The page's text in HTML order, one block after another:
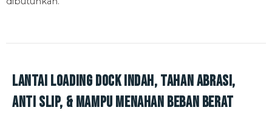
Lantai Loading Dock Indah, Tahan Abrasi,
Anti Slip, & Mampu Menahan Beban Berat